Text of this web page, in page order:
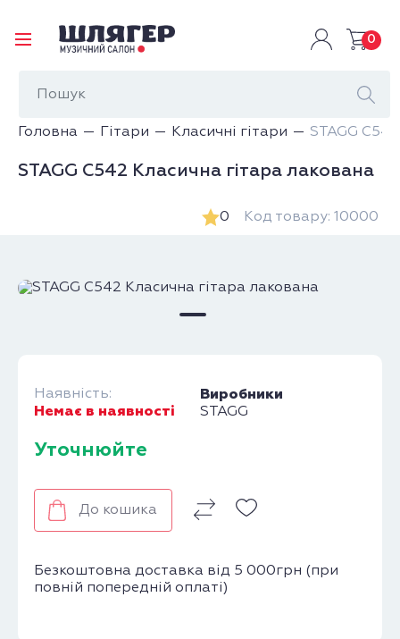
0
Головна Гітари Класичні гітари STAGG
STAGG C542 Класична гітара лакована
0 Код товару: 10000
Наявність:
Немає в наявності
Виробники
STAGG
Уточнюйте
До кошика
Безкоштовна доставка від 5 000грн (при
повній попередній оплаті)